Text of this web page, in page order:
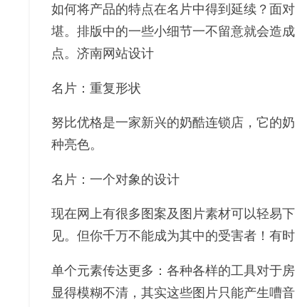
如何将产品的特点在名片中得到延续？面
堪。排版中的一些小细节一不留意就会造
点。济南网站设计
名片：重复形状
努比优格是一家新兴的奶酷连锁店，它的
种亮色。
名片：一个对象的设计
现在网上有很多图案及图片素材可以轻易
见。但你千万不能成为其中的受害者！有
单个元素传达更多：各种各样的工具对于
显得模糊不清，其实这些图片只能产生嘈